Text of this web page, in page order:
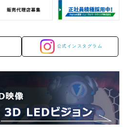
公式インスタグラム